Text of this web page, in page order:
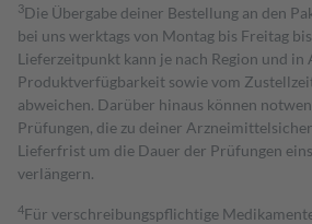
3Die Übergabe deiner Bestellung an den
bei uns werktags von Montag bis Freitag
Lieferzeitpunkt kann je nach Region und in
Produktverfügbarkeit sowie vom
abweichen. Darüber hinaus können
Prüfungen, die zu deiner
Lieferfrist um die Dauer der Prüfungen
verlängern.
4Für verschreibungspflichtige